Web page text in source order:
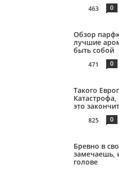
463 0
Обзор
лучшие
быть собой
471 0
Такого
это
825 0
Бревно в
замечаешь,
голове